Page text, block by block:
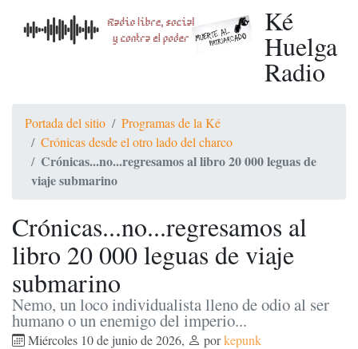
Ké
Huelga
Radio
Portada del sitio
Programas de la Ké
Crónicas desde el otro lado del charco
Crónicas...no...regresamos al libro 20 000 leguas de
viaje submarino
Crónicas...no...regresamos al
libro 20 000 leguas de viaje
submarino
Nemo, un loco individualista lleno de odio al ser
humano o un enemigo del imperio...
Miércoles 10 de junio de 2026, porkepunk